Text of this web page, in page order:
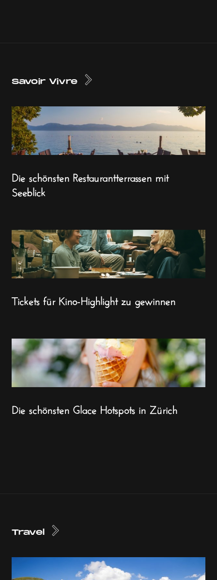
Savoir Vivre
Die schönsten Restaurantterrassen mit
Seeblick
Tickets für Kino-Highlight zu gewinnen
Die schönsten Glace Hotspots in Zürich
Travel